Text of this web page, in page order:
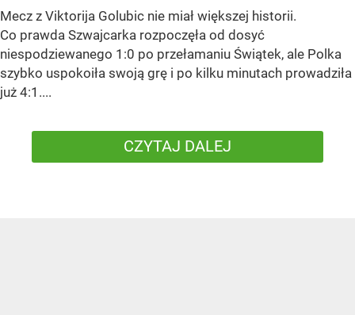
Mecz z Viktorija Golubic nie miał większej historii.
Co prawda Szwajcarka rozpoczęła od dosyć
niespodziewanego 1:0 po przełamaniu Świątek, ale Polka
szybko uspokoiła swoją grę i po kilku minutach prowadziła
już 4:1....
CZYTAJ DALEJ